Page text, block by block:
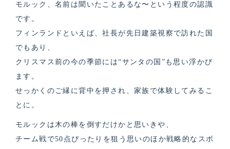
モルック、名前は聞いたことあるな〜という程度の認識
です。
フィンランドといえば、社長が先日建築視察で訪れた国
でもあり、
クリスマス前の今の季節には“サンタの国”も思い浮かび
ます。
せっかくのご縁に背中を押され、家族で体験してみるこ
とに。
モルックは木の棒を倒すだけかと思いきや、
チーム戦で50点ぴったりを狙う思いのほか戦略的なスポ